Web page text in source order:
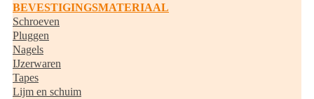
BEVESTIGINGSMATERIAAL
Schroeven
Pluggen
Nagels
IJzerwaren
Tapes
Lijm en schuim